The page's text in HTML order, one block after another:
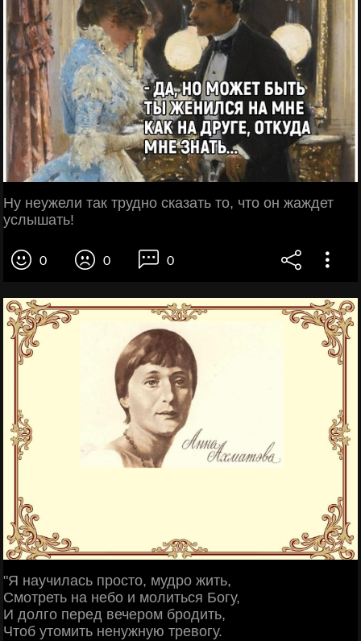
Ну неужели так трудно сказать то, что он жаждет
услышать!
0 0 0
"Я научилась просто, мудро жить,
Смотреть на небо и молиться Богу,
И долго перед вечером бродить,
Чтоб утомить ненужную тревогу.